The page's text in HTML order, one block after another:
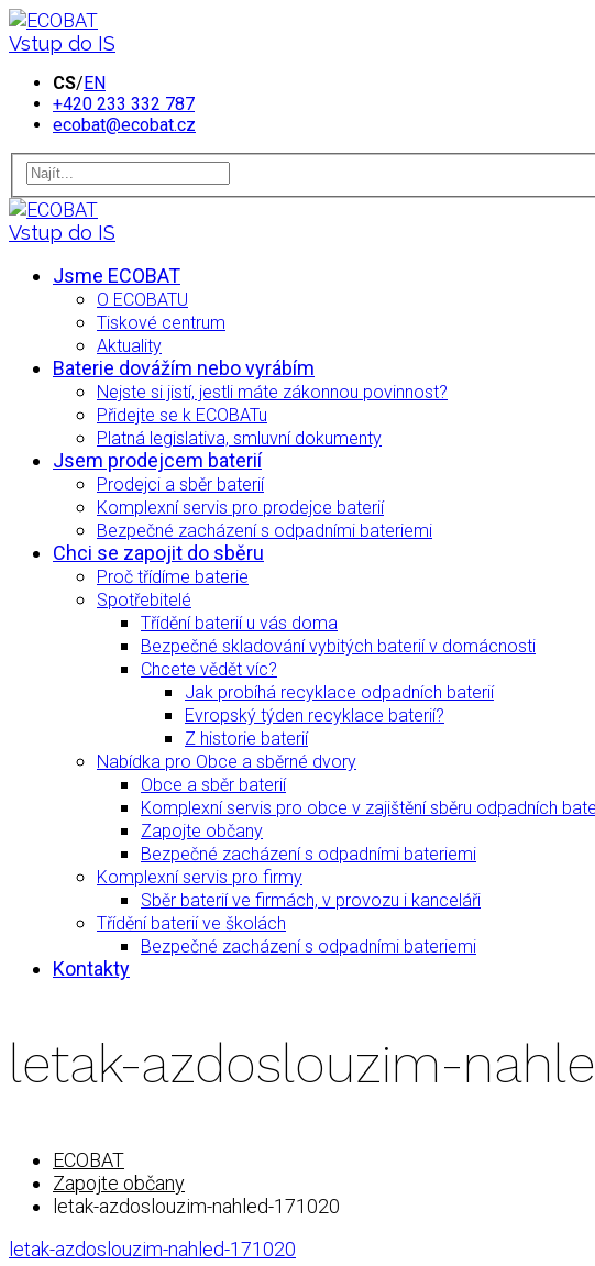
Vstup do IS
CS/EN
+420 233 332 787
ecobat@ecobat.cz
Vstup do IS
Jsme ECOBAT
O ECOBATU
Tiskové centrum
Aktuality
Baterie dovážím nebo vyrábím
Nejste si jistí, jestli máte zákonnou povinnost?
Přidejte se k ECOBATu
Platná legislativa, smluvní dokumenty
Jsem prodejcem baterií
Prodejci a sběr baterií
Komplexní servis pro prodejce baterií
Bezpečné zacházení s odpadními bateriemi
Chci se zapojit do sběru
Proč třídíme baterie
Spotřebitelé
Třídění baterií u vás doma
Bezpečné skladování vybitých baterií v domácnosti
Chcete vědět víc?
Jak probíhá recyklace odpadních baterií
Evropský týden recyklace baterií?
Z historie baterií
Nabídka pro Obce a sběrné dvory
Obce a sběr baterií
Komplexní servis pro obce v zajištění sběru odpadních
Zapojte občany
Bezpečné zacházení s odpadními bateriemi
Komplexní servis pro firmy
Sběr baterií ve firmách, v provozu i kanceláři
Třídění baterií ve školách
Bezpečné zacházení s odpadními bateriemi
Kontakty
letak-azdoslouzim-
ECOBAT
Zapojte občany
letak-azdoslouzim-nahled-171020
letak-azdoslouzim-nahled-171020